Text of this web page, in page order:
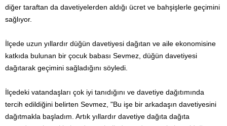
diğer taraftan da davetiyelerden aldığı ücret ve bahşişlerle geçimini
sağlıyor.
İlçede uzun yıllardır düğün davetiyesi dağıtan ve aile ekonomisine
katkıda bulunan bir çocuk babası Sevmez, düğün davetiyesi
dağıtarak geçimini sağladığını söyledi.
İlçedeki vatandaşları çok iyi tanıdığını ve davetiye dağıtımında
tercih edildiğini belirten Sevmez, "Bu işe bir arkadaşın davetiyesini
dağıtmakla başladım. Artık yıllardır davetiye dağıta dağıta